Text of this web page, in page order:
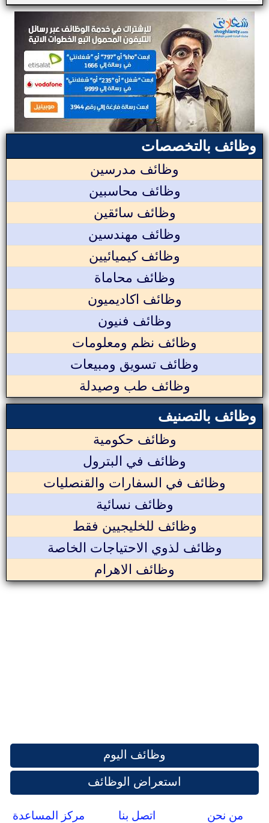
وظائف بالتخصصات
وظائف مدرسين
وظائف محاسبين
وظائف سائقين
وظائف مهندسين
وظائف كيميائيين
وظائف محاماة
وظائف اكاديميون
وظائف فنيون
وظائف نظم ومعلومات
وظائف تسويق ومبيعات
وظائف طب وصيدلة
وظائف بالتصنيف
وظائف حكومية
وظائف في البترول
وظائف في السفارات والقنصليات
وظائف نسائية
وظائف للخليجيين فقط
وظائف لذوي الاحتياجات الخاصة
وظائف الاهرام
وظائف اليوم
استعراض الوظائف
من نحن اتصل بنا مركز المساعدة